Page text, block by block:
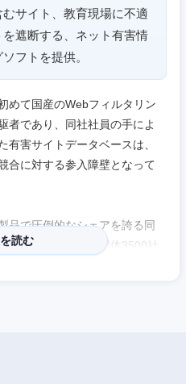
サイト、教育現場に不適
遮断する、ネット有害情
フトを提供。
めて国産のWebフィルタリン
者であり、同社社員の手によ
有害サイトデータベースは、
合に対する参入障壁となって
品で圧倒的なシェアを誇る同
現在、企業・公共団体3500社
読む
島根県
広島県
徳島県
愛媛県